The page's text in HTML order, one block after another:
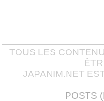
TOUS LES
JAPANIM.NET
POSTS